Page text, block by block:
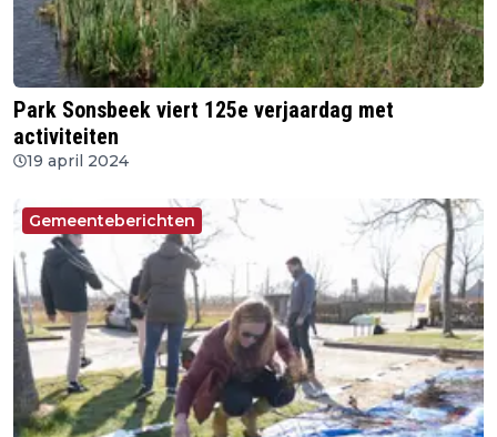
Park Sonsbeek viert 125e verjaardag met
activiteiten
19 april 2024
Gemeenteberichten